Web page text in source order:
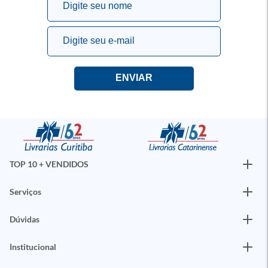
TOP 10 + VENDIDOS
Serviços
Dúvidas
Institucional